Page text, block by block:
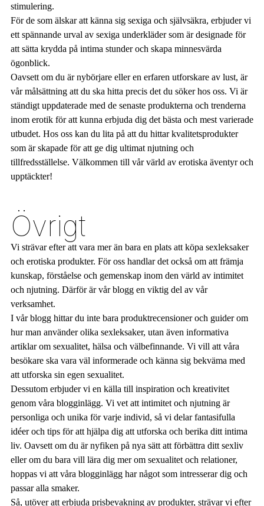
stimulering.
För de som älskar att känna sig sexiga och självsäkra, erbjuder vi
ett spännande urval av sexiga underkläder som är designade för
att sätta krydda på intima stunder och skapa minnesvärda
ögonblick.
Oavsett om du är nybörjare eller en erfaren utforskare av lust, är
vår målsättning att du ska hitta precis det du söker hos oss. Vi är
ständigt uppdaterade med de senaste produkterna och trenderna
inom erotik för att kunna erbjuda dig det bästa och mest varierade
utbudet. Hos oss kan du lita på att du hittar kvalitetsprodukter
som är skapade för att ge dig ultimat njutning och
tillfredsställelse. Välkommen till vår värld av erotiska äventyr och
upptäckter!
Övrigt
Vi strävar efter att vara mer än bara en plats att köpa sexleksaker
och erotiska produkter. För oss handlar det också om att främja
kunskap, förståelse och gemenskap inom den värld av intimitet
och njutning. Därför är vår blogg en viktig del av vår
verksamhet.
I vår blogg hittar du inte bara produktrecensioner och guider om
hur man använder olika sexleksaker, utan även informativa
artiklar om sexualitet, hälsa och välbefinnande. Vi vill att våra
besökare ska vara väl informerade och känna sig bekväma med
att utforska sin egen sexualitet.
Dessutom erbjuder vi en källa till inspiration och kreativitet
genom våra blogginlägg. Vi vet att intimitet och njutning är
personliga och unika för varje individ, så vi delar fantasifulla
idéer och tips för att hjälpa dig att utforska och berika ditt intima
liv. Oavsett om du är nyfiken på nya sätt att förbättra ditt sexliv
eller om du bara vill lära dig mer om sexualitet och relationer,
hoppas vi att våra blogginlägg har något som intresserar dig och
passar alla smaker.
Så, utöver att erbjuda prisbevakning av produkter, strävar vi efter